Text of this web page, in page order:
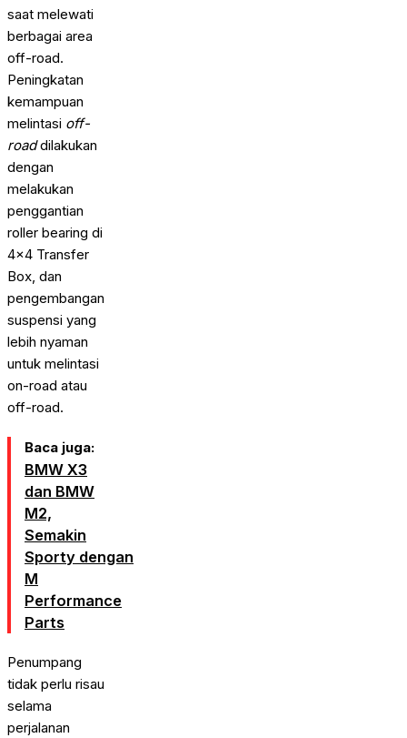
saat melewati
berbagai area
off-road.
Peningkatan
kemampuan
melintasi off-
roaddilakukan
dengan
melakukan
penggantian
roller bearing di
4×4 Transfer
Box, dan
pengembangan
suspensi yang
lebih nyaman
untuk melintasi
on-road atau
off-road.
Baca juga:
BMW X3
dan BMW
M2,
Semakin
Sporty dengan
M
Performance
Parts
Penumpang
tidak perlu risau
selama
perjalanan